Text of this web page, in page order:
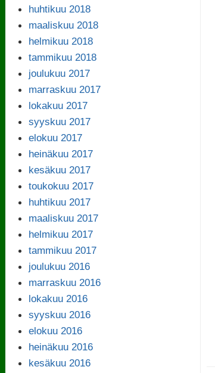
huhtikuu 2018
maaliskuu 2018
helmikuu 2018
tammikuu 2018
joulukuu 2017
marraskuu 2017
lokakuu 2017
syyskuu 2017
elokuu 2017
heinäkuu 2017
kesäkuu 2017
toukokuu 2017
huhtikuu 2017
maaliskuu 2017
helmikuu 2017
tammikuu 2017
joulukuu 2016
marraskuu 2016
lokakuu 2016
syyskuu 2016
elokuu 2016
heinäkuu 2016
kesäkuu 2016